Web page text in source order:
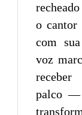
o cantor
com
voz
receber
palco —